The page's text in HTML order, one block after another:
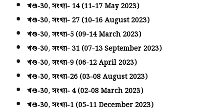
খণ্ড-30, সংখ্যা- 14 (11-17 May 2023)
খণ্ড-30, সংখ্যা- 27 (10-16 August 2023)
খণ্ড-30, সংখ্যা-5 (09-14 March 2023)
খণ্ড-30, সংখ্যা- 31 (07-13 September 2023)
খণ্ড-30, সংখ্যা-9 (06-12 April 2023)
খণ্ড-30, সংখ্যা-26 (03-08 August 2023)
খণ্ড-30, সংখ্যা- 4 (02-08 March 2023)
খণ্ড-30, সংখ্যা-1 (05-11 December 2023)